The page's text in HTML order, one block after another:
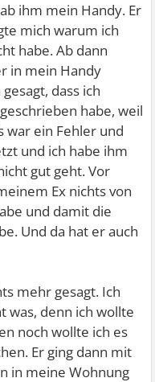
ihm mein Handy. Er
mich warum ich
habe. Ab dann
in mein Handy
dass ich
habe, weil
war ein Fehler und
und ich habe ihm
gut geht. Vor
Ex nichts von
und damit die
Und da hat er auch
mehr gesagt. Ich
was, denn ich wollte
noch wollte ich es
Er ging dann mit
in meine Wohnung